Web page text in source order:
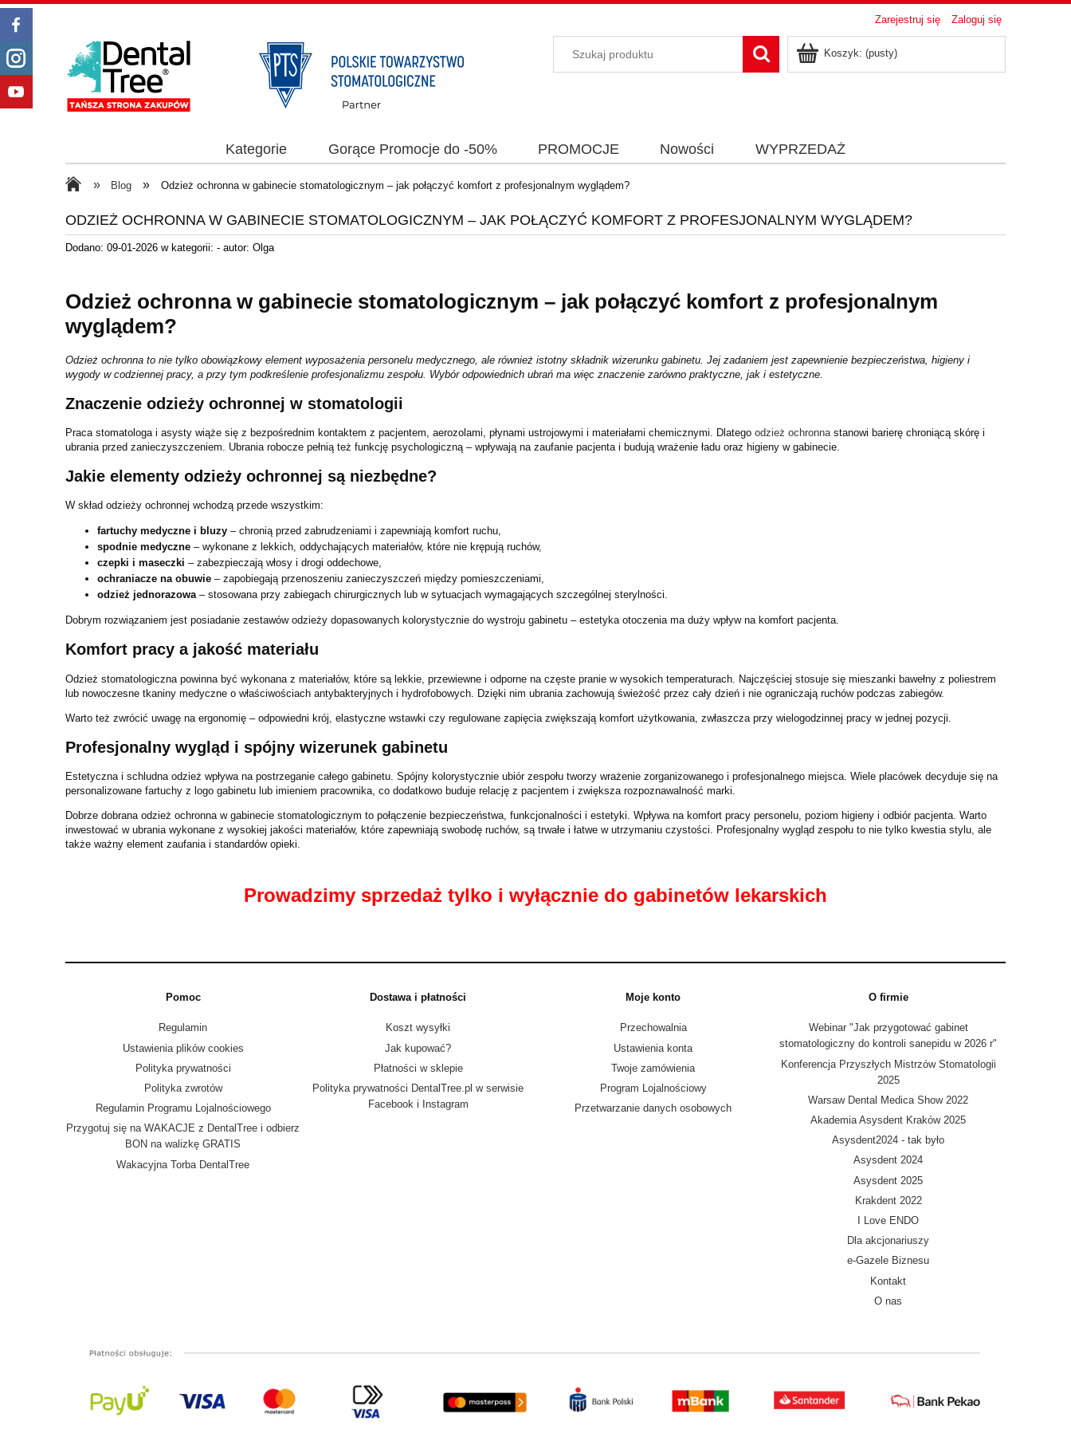
Zarejestruj się Zaloguj się
Koszyk: (pusty)
Kategorie Gorące Promocje do -50% PROMOCJE Nowości WYPRZEDAŻ
» Blog » Odzież ochronna w gabinecie stomatologicznym – jak połączyć komfort z profesjonalnym wyglądem?
ODZIEŻ OCHRONNA W GABINECIE STOMATOLOGICZNYM – JAK POŁĄCZYĆ KOMFORT Z PROFESJONALNYM WYGLĄDEM?
Dodano: 09-01-2026 w kategorii: - autor: Olga
Odzież ochronna w gabinecie stomatologicznym – jak połączyć komfort z profesjonalnym
wyglądem?
Odzież ochronna to nie tylko obowiązkowy element wyposażenia personelu medycznego, ale również istotny składnik wizerunku gabinetu. Jej zadaniem jest zapewnienie bezpieczeństwa, higieny i
wygody w codziennej pracy, a przy tym podkreślenie profesjonalizmu zespołu. Wybór odpowiednich ubrań ma więc znaczenie zarówno praktyczne, jak i estetyczne.
Znaczenie odzieży ochronnej w stomatologii
Praca stomatologa i asysty wiąże się z bezpośrednim kontaktem z pacjentem, aerozolami, płynami ustrojowymi i materiałami chemicznymi. Dlatego odzież ochronna stanowi barierę chroniącą skórę i
ubrania przed zanieczyszczeniem. Ubrania robocze pełnią też funkcję psychologiczną – wpływają na zaufanie pacjenta i budują wrażenie ładu oraz higieny w gabinecie.
Jakie elementy odzieży ochronnej są niezbędne?
W skład odzieży ochronnej wchodzą przede wszystkim:
fartuchy medyczne i bluzy – chronią przed zabrudzeniami i zapewniają komfort ruchu,
spodnie medyczne – wykonane z lekkich, oddychających materiałów, które nie krępują ruchów,
czepki i maseczki – zabezpieczają włosy i drogi oddechowe,
ochraniacze na obuwie – zapobiegają przenoszeniu zanieczyszczeń między pomieszczeniami,
odzież jednorazowa– stosowana przy zabiegach chirurgicznych lub w sytuacjach wymagających szczególnej sterylności.
Dobrym rozwiązaniem jest posiadanie zestawów odzieży dopasowanych kolorystycznie do wystroju gabinetu – estetyka otoczenia ma duży wpływ na komfort pacjenta.
Komfort pracy a jakość materiału
Odzież stomatologiczna powinna być wykonana z materiałów, które są lekkie, przewiewne i odporne na częste pranie w wysokich temperaturach. Najczęściej stosuje się mieszanki bawełny z poliestrem
lub nowoczesne tkaniny medyczne o właściwościach antybakteryjnych i hydrofobowych. Dzięki nim ubrania zachowują świeżość przez cały dzień i nie ograniczają ruchów podczas zabiegów.
Warto też zwrócić uwagę na ergonomię – odpowiedni krój, elastyczne wstawki czy regulowane zapięcia zwiększają komfort użytkowania, zwłaszcza przy wielogodzinnej pracy w jednej pozycji.
Profesjonalny wygląd i spójny wizerunek gabinetu
Estetyczna i schludna odzież wpływa na postrzeganie całego gabinetu. Spójny kolorystycznie ubiór zespołu tworzy wrażenie zorganizowanego i profesjonalnego miejsca. Wiele placówek decyduje się na
personalizowane fartuchy z logo gabinetu lub imieniem pracownika, co dodatkowo buduje relację z pacjentem i zwiększa rozpoznawalność marki.
Dobrze dobrana odzież ochronna w gabinecie stomatologicznym to połączenie bezpieczeństwa, funkcjonalności i estetyki. Wpływa na komfort pracy personelu, poziom higieny i odbiór pacjenta. Warto
inwestować w ubrania wykonane z wysokiej jakości materiałów, które zapewniają swobodę ruchów, są trwałe i łatwe w utrzymaniu czystości. Profesjonalny wygląd zespołu to nie tylko kwestia stylu, ale
także ważny element zaufania i standardów opieki.
Prowadzimy sprzedaż tylko i wyłącznie do gabinetów lekarskich
Pomoc
Regulamin
Ustawienia plików cookies
Polityka prywatności
Polityka zwrotów
Regulamin Programu Lojalnościowego
Przygotuj się na WAKACJE z DentalTree i odbierz
BON na walizkę GRATIS
Wakacyjna Torba DentalTree
Dostawa i płatności
Koszt wysyłki
Jak kupować?
Płatności w sklepie
Polityka prywatności DentalTree.pl w serwisie
Facebook i Instagram
Moje konto
Przechowalnia
Ustawienia konta
Twoje zamówienia
Program Lojalnościowy
Przetwarzanie danych osobowych
O firmie
Webinar "Jak przygotować gabinet
stomatologiczny do kontroli sanepidu w 2026 r"
Konferencja Przyszłych Mistrzów Stomatologii
2025
Warsaw Dental Medica Show 2022
Akademia Asysdent Kraków 2025
Asysdent2024 - tak było
Asysdent 2024
Asysdent 2025
Krakdent 2022
I Love ENDO
Dla akcjonariuszy
e-Gazele Biznesu
Kontakt
O nas